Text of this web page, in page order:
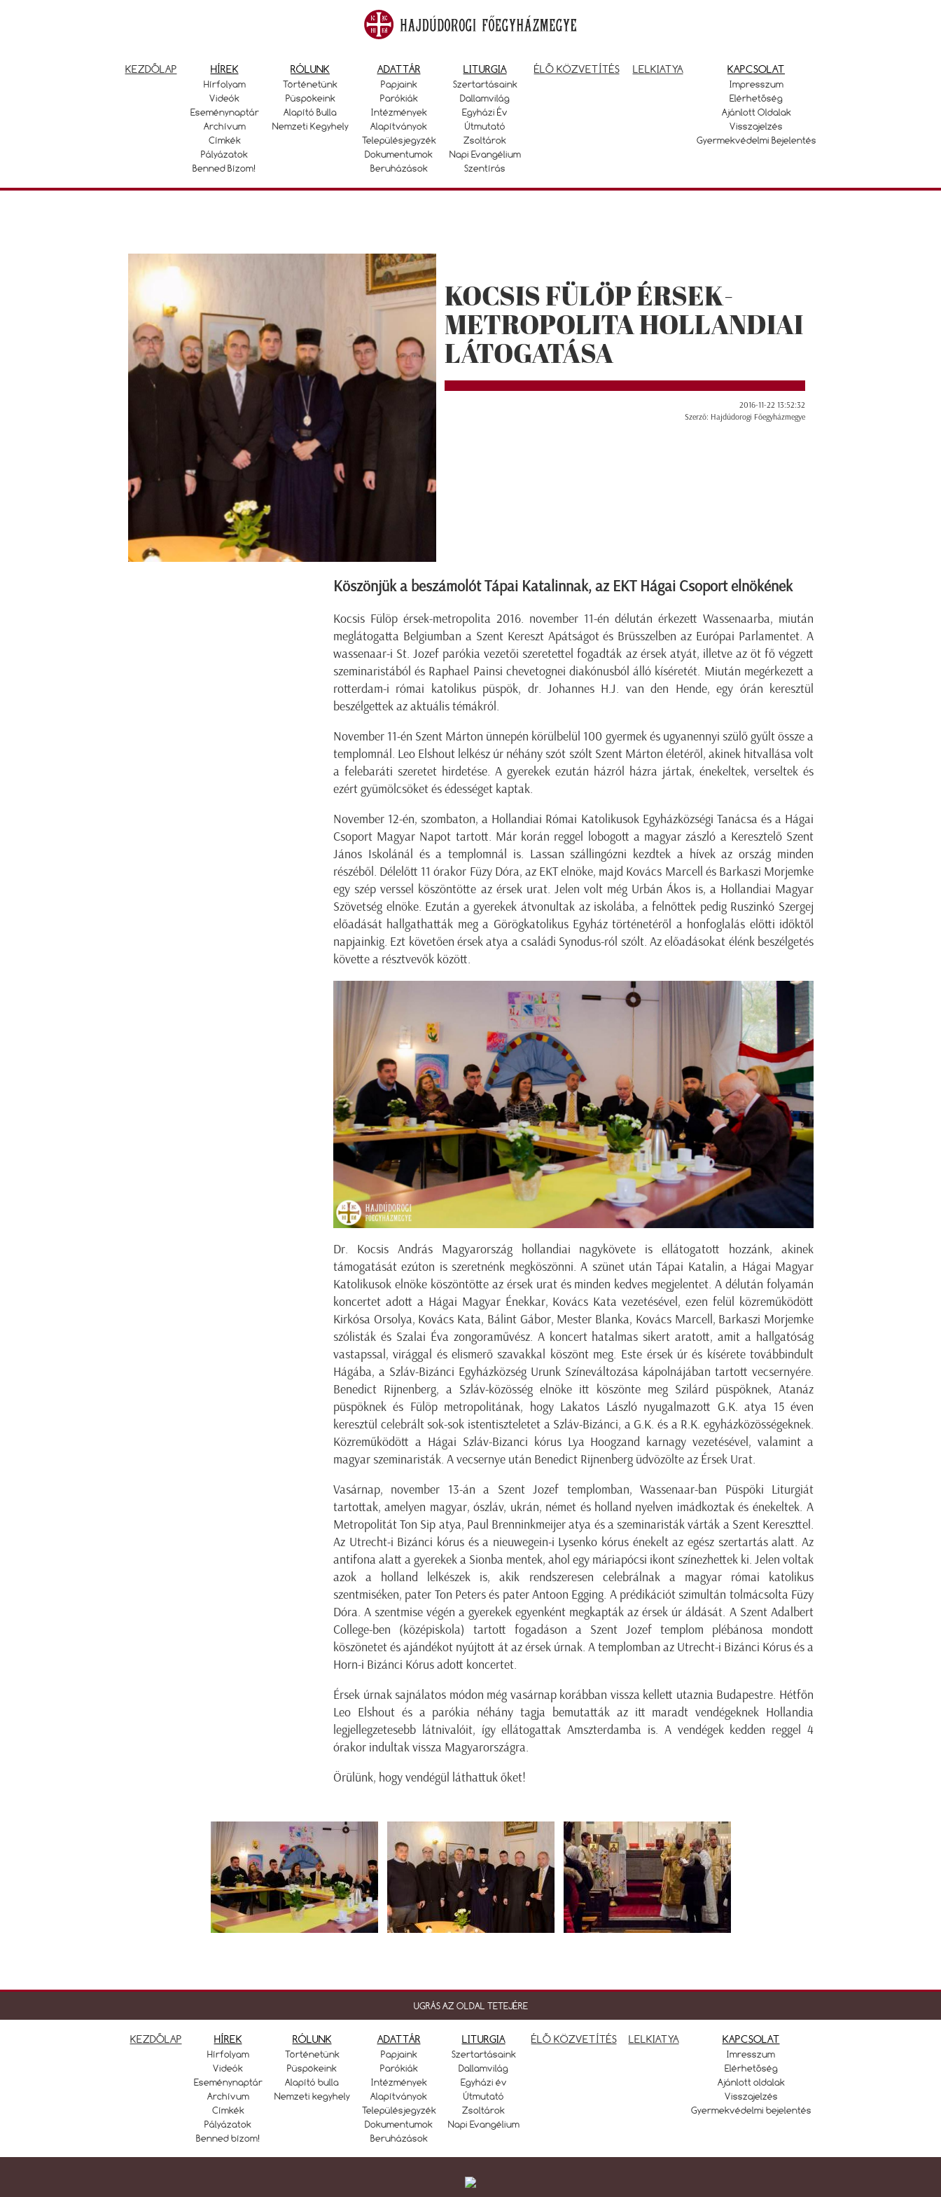
KEZDŐLAP HÍREK
Hírfolyam
Videók
Eseménynaptár
Archívum
Címkék
Pályázatok
Benned Bízom!
RÓLUNK
Történetünk
Püspökeink
Alapító Bulla
Nemzeti Kegyhely
ADATTÁR
Papjaink
Parókiák
Intézmények
Alapítványok
Településjegyzék
Dokumentumok
Beruházások
LITURGIA
Szertartásaink
Dallamvilág
Egyházi Év
Útmutató
Zsoltárok
Napi Evangélium
Szentírás
ÉLŐ KÖZVETÍTÉS LELKIATYA KAPCSOLAT
Impresszum
Elérhetőség
Ajánlott Oldalak
Visszajelzés
Gyermekvédelmi Bejelentés
KOCSIS FÜLÖP ÉRSEK-
METROPOLITA HOLLANDIAI
LÁTOGATÁSA
2016-11-22 13:52:32
Szerző: Hajdúdorogi Főegyházmegye
Köszönjük a beszámolót Tápai Katalinnak, az EKT Hágai Csoport elnökének
Kocsis Fülöp érsek-metropolita 2016. november 11-én délután érkezett Wassenaarba, miután
meglátogatta Belgiumban a Szent Kereszt Apátságot és Brüsszelben az Európai Parlamentet. A
wassenaar-i St. Jozef parókia vezetői szeretettel fogadták az érsek atyát, illetve az öt fő végzett
szeminaristából és Raphael Painsi chevetognei diakónusból álló kíséretét. Miután megérkezett a
rotterdam-i római katolikus püspök, dr. Johannes H.J. van den Hende, egy órán keresztül
beszélgettek az aktuális témákról.
November 11-én Szent Márton ünnepén körülbelül 100 gyermek és ugyanennyi szülő gyűlt össze a
templomnál. Leo Elshout lelkész úr néhány szót szólt Szent Márton életéről, akinek hitvallása volt
a felebaráti szeretet hirdetése. A gyerekek ezután házról házra jártak, énekeltek, verseltek és
ezért gyümölcsöket és édességet kaptak.
November 12-én, szombaton, a Hollandiai Római Katolikusok Egyházközségi Tanácsa és a Hágai
Csoport Magyar Napot tartott. Már korán reggel lobogott a magyar zászló a Keresztelő Szent
János Iskolánál és a templomnál is. Lassan szállingózni kezdtek a hívek az ország minden
részéből. Délelőtt 11 órakor Füzy Dóra, az EKT elnöke, majd Kovács Marcell és Barkaszi Morjemke
egy szép verssel köszöntötte az érsek urat. Jelen volt még Urbán Ákos is, a Hollandiai Magyar
Szövetség elnöke. Ezután a gyerekek átvonultak az iskolába, a felnőttek pedig Ruszinkó Szergej
előadását hallgathatták meg a Görögkatolikus Egyház történetéről a honfoglalás előtti időktől
napjainkig. Ezt követően érsek atya a családi Synodus-ról szólt. Az előadásokat élénk beszélgetés
követte a résztvevők között.
Dr. Kocsis András Magyarország hollandiai nagykövete is ellátogatott hozzánk, akinek
támogatását ezúton is szeretnénk megköszönni. A szünet után Tápai Katalin, a Hágai Magyar
Katolikusok elnöke köszöntötte az érsek urat és minden kedves megjelentet. A délután folyamán
koncertet adott a Hágai Magyar Énekkar, Kovács Kata vezetésével, ezen felül közreműködött
Kirkósa Orsolya, Kovács Kata, Bálint Gábor, Mester Blanka, Kovács Marcell, Barkaszi Morjemke
szólisták és Szalai Éva zongoraművész. A koncert hatalmas sikert aratott, amit a hallgatóság
vastapssal, virággal és elismerő szavakkal köszönt meg. Este érsek úr és kísérete továbbindult
Hágába, a Szláv-Bizánci Egyházközség Urunk Színeváltozása kápolnájában tartott vecsernyére.
Benedict Rijnenberg, a Szláv-közösség elnöke itt köszönte meg Szilárd püspöknek, Atanáz
püspöknek és Fülöp metropolitának, hogy Lakatos László nyugalmazott G.K. atya 15 éven
keresztül celebrált sok-sok istentiszteletet a Szláv-Bizánci, a G.K. és a R.K. egyházközösségeknek.
Közreműködött a Hágai Szláv-Bizanci kórus Lya Hoogzand karnagy vezetésével, valamint a
magyar szeminaristák. A vecsernye után Benedict Rijnenberg üdvözölte az Érsek Urat.
Vasárnap, november 13-án a Szent Jozef templomban, Wassenaar-ban Püspöki Liturgiát
tartottak, amelyen magyar, ószláv, ukrán, német és holland nyelven imádkoztak és énekeltek. A
Metropolitát Ton Sip atya, Paul Brenninkmeijer atya és a szeminaristák várták a Szent Kereszttel.
Az Utrecht-i Bizánci kórus és a nieuwegein-i Lysenko kórus énekelt az egész szertartás alatt. Az
antifona alatt a gyerekek a Sionba mentek, ahol egy máriapócsi ikont színezhettek ki. Jelen voltak
azok a holland lelkészek is, akik rendszeresen celebrálnak a magyar római katolikus
szentmiséken, pater Ton Peters és pater Antoon Egging. A prédikációt szimultán tolmácsolta Füzy
Dóra. A szentmise végén a gyerekek egyenként megkapták az érsek úr áldását. A Szent Adalbert
College-ben (középiskola) tartott fogadáson a Szent Jozef templom plébánosa mondott
köszönetet és ajándékot nyújtott át az érsek úrnak. A templomban az Utrecht-i Bizánci Kórus és a
Horn-i Bizánci Kórus adott koncertet.
Érsek úrnak sajnálatos módon még vasárnap korábban vissza kellett utaznia Budapestre. Hétfőn
Leo Elshout és a parókia néhány tagja bemutatták az itt maradt vendégeknek Hollandia
legjellegzetesebb látnivalóit, így ellátogattak Amszterdamba is. A vendégek kedden reggel 4
órakor indultak vissza Magyarországra.
Örülünk, hogy vendégül láthattuk őket!
UGRÁS AZ OLDAL TETEJÉRE
KEZDŐLAP HÍREK
Hírfolyam
Videók
Eseménynaptár
Archívum
Címkék
Pályázatok
Benned bízom!
RÓLUNK
Történetünk
Püspökeink
Alapító bulla
Nemzeti kegyhely
ADATTÁR
Papjaink
Parókiák
Intézmények
Alapítványok
Településjegyzék
Dokumentumok
Beruházások
LITURGIA
Szertartásaink
Dallamvilág
Egyházi év
Útmutató
Zsoltárok
Napi Evangélium
ÉLŐ KÖZVETÍTÉS LELKIATYA KAPCSOLAT
Imresszum
Elérhetőség
Ajánlott oldalak
Visszajelzés
Gyermekvédelmi bejelentés